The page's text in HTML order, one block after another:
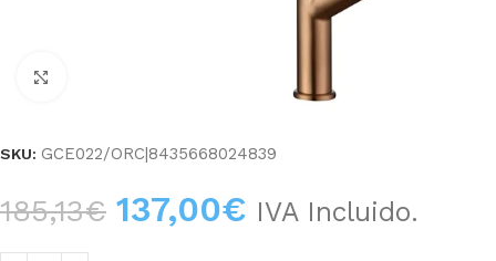
SKU: GCE022/ORC|8435668024839
185,13€ 137,00€ IVA Incluido.